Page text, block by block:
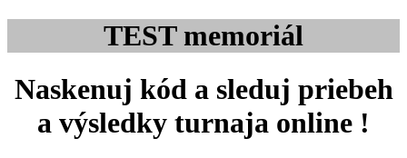
TEST memoriál
Naskenuj kód a sleduj priebeh
a výsledky turnaja online !